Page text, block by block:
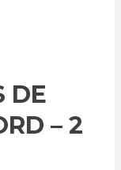
DE
– 2